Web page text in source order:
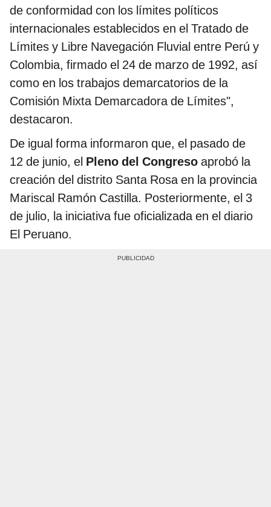
de conformidad con los límites políticos
internacionales establecidos en el Tratado de
Límites y Libre Navegación Fluvial entre Perú y
Colombia, firmado el 24 de marzo de 1992, así
como en los trabajos demarcatorios de la
Comisión Mixta Demarcadora de Límites",
destacaron.
De igual forma informaron que, el pasado de
12 de junio, el Pleno del Congreso aprobó la
creación del distrito Santa Rosa en la provincia
Mariscal Ramón Castilla. Posteriormente, el 3
de julio, la iniciativa fue oficializada en el diario
El Peruano.